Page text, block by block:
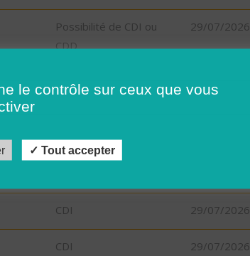
Possibilité de CDI ou
CDD
29/07/2026
CDD 29/07/2026
CDD
CDI 29/07/2026
CDI 29/07/2026
le contrôle sur ceux que vous
Tout accepter